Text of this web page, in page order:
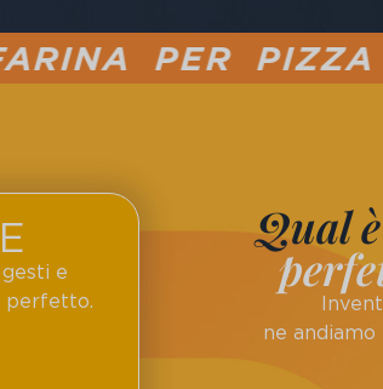
PINSA
e
perfetto.
Qual
ne